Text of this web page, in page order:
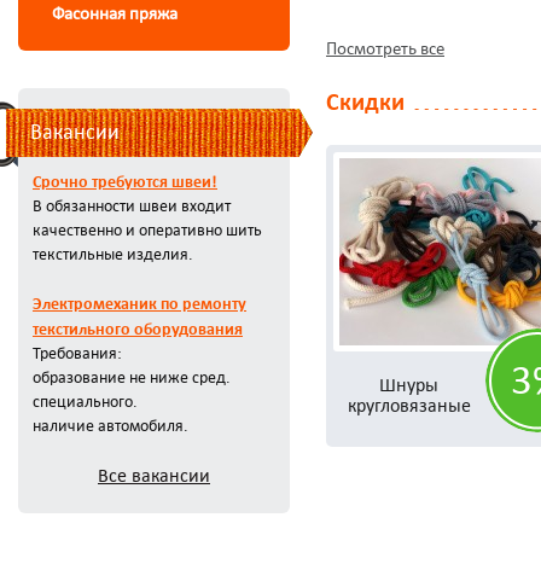
Фасонная пряжа
Вакансии
Срочно требуются швеи!
В обязанности швеи входит
качественно и оперативно шить
текстильные изделия.
Электромеханик по ремонту
текстильного оборудования
Требования:
образование не ниже сред.
специального.
наличие автомобиля.
Все вакансии
Посмотреть все
Скидки
Шнуры
кругловязаные